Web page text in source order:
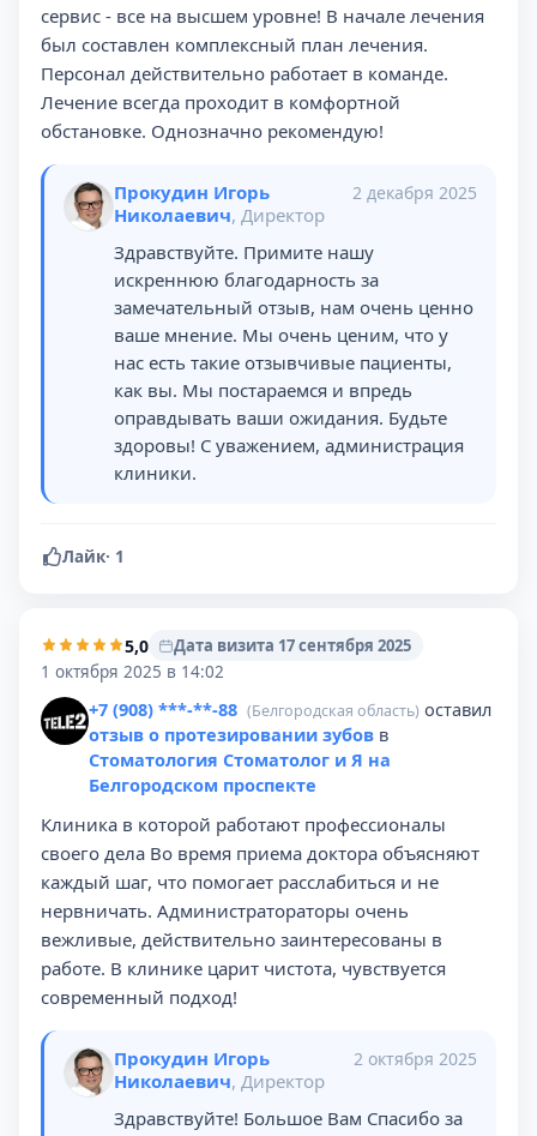
сервис - все на высшем уровне! В начале лечения
был составлен комплексный план лечения.
Персонал действительно работает в команде.
Лечение всегда проходит в комфортной
обстановке. Однозначно рекомендую!
Прокудин Игорь
Николаевич, Директор
2 декабря 2025
Здравствуйте. Примите нашу
искреннюю благодарность за
замечательный отзыв, нам очень ценно
ваше мнение. Мы очень ценим, что у
нас есть такие отзывчивые пациенты,
как вы. Мы постараемся и впредь
оправдывать ваши ожидания. Будьте
здоровы! С уважением, администрация
клиники.
Лайк· 1
5,0
Дата визита 17 сентября 2025
1 октября 2025 в 14:02
+7 (908) ***-**-88 (Белгородская область) оставил
отзыв о протезировании зубов в
Стоматология Стоматолог и Я на
Белгородском проспекте
Клиника в которой работают профессионалы
своего дела Во время приема доктора объясняют
каждый шаг, что помогает расслабиться и не
нервничать. Администратораторы очень
вежливые, действительно заинтересованы в
работе. В клинике царит чистота, чувствуется
современный подход!
Прокудин Игорь
Николаевич, Директор
2 октября 2025
Здравствуйте! Большое Вам Спасибо за